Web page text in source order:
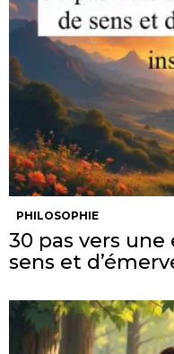
PHILOSOPHIE
30 pas vers
sens et